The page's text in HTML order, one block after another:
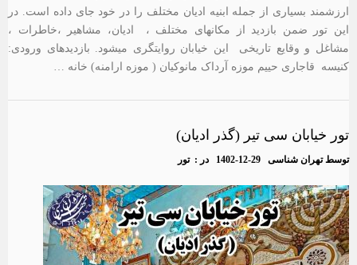
ارزشمند بسیاری از جمله ابنیه ادیان مختلف را در خود جای داده است. در
این تور ضمن بازدید از مکانهای مختلف ، ادیان، مشاهیر ،خاطرات ،
مشاغل و وقایع تاریخی این خیابان روایتگری میشود. بازدیدهای ورودی:
کنیسه قاجاری حییم موزه آرداک مانوکیان ( موزه ارامنه) خانه …
تور خیابان سی تیر (گذر ادیان)
توسطتهران شناسی 1402-12-29 در :تور